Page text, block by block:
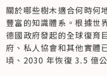
關於哪些樹木適合何時何
豐富的知識體系。根據世
德國政府發起的全球復育
府、私人協會和其他實體
頃、2030 年恢復 3.5 億